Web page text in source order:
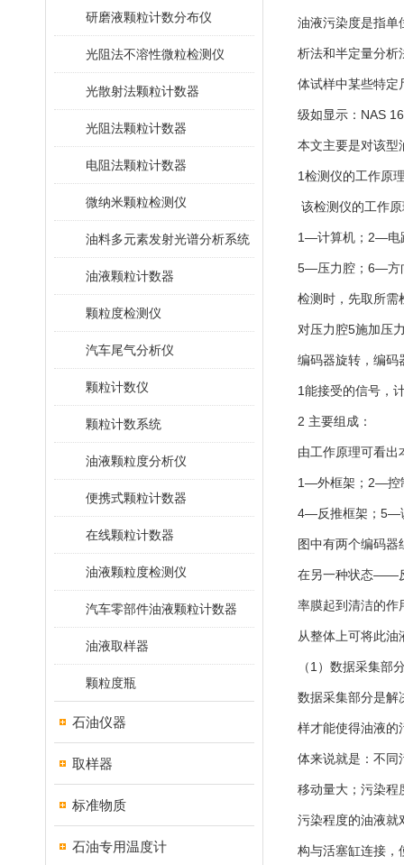
研磨液颗粒计数分布仪
光阻法不溶性微粒检测仪
光散射法颗粒计数器
光阻法颗粒计数器
电阻法颗粒计数器
微纳米颗粒检测仪
油料多元素发射光谱分析系统
油液颗粒计数器
颗粒度检测仪
汽车尾气分析仪
颗粒计数仪
颗粒计数系统
油液颗粒度分析仪
便携式颗粒计数器
在线颗粒计数器
油液颗粒度检测仪
汽车零部件油液颗粒计数器
油液取样器
颗粒度瓶
石油仪器
取样器
标准物质
石油专用温度计
油液污染度是指单
析法和半定量分析
体试样中某些特定
级如显示：NAS
本文主要是对该型
1检测仪的工作原
该检测仪的工作
1―计算机；2―电
5―压力腔；6―方
检测时，先取所需
对压力腔5施加压
编码器旋转，编码
1能接受的信号，
2 主要组成：
由工作原理可看出
1―外框架；2―控
4―反推框架；5―
图中有两个编码
在另一种状态――
率膜起到清洁的作
从整体上可将此
（1）数据采集部
数据采集部分是解
样才能使得油液的
体来说就是：不同
移动量大；污染程
污染程度的油液就
构与活塞缸连接，